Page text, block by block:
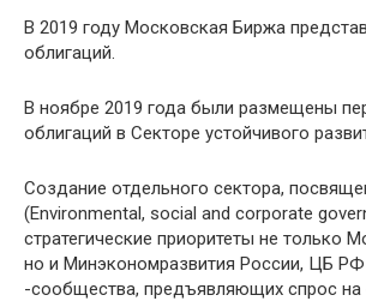
В 2019 году Московская Биржа
облигаций.
В ноябре 2019 года были размещены
облигаций в Секторе устойчивого
Создание отдельного сектора,
(Environmental, social and corporate
стратегические приоритеты не только
но и Минэкономразвития России, ЦБ
-сообщества, предъявляющих спрос на